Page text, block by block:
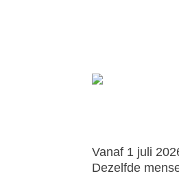
Vanaf 1 juli
Dezelfde